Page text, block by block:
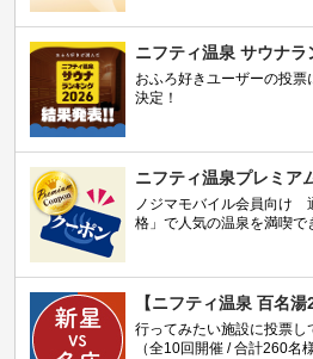
ニフティ温泉 サウナ
おふろ好きユーザーの投
決定！
ニフティ温泉プレミア
ノジマモバイル会員向け
格」で人気の温泉を満喫で
【ニフティ温泉 百名湯
行ってみたい施設に投票し
（全10回開催 / 合計260名様